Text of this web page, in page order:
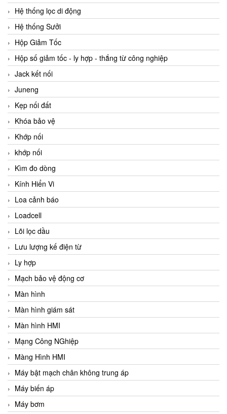
Hệ thống lọc di động
Hệ thống Sưởi
Hộp Giảm Tốc
Hộp số giảm tốc - ly hợp - thắng từ công nghiệp
Jack kết nối
Juneng
Kẹp nối đất
Khóa bảo vệ
Khớp nối
khớp nối
Kìm đo dòng
Kính Hiển Vi
Loa cảnh báo
Loadcell
Lõi lọc dầu
Lưu lượng kế điện từ
Ly hợp
Mạch bảo vệ động cơ
Màn hình
Màn hình giám sát
Màn hình HMI
Mạng Công NGhiệp
Màng Hình HMI
Máy bật mạch chân không trung áp
Máy biến áp
Máy bơm